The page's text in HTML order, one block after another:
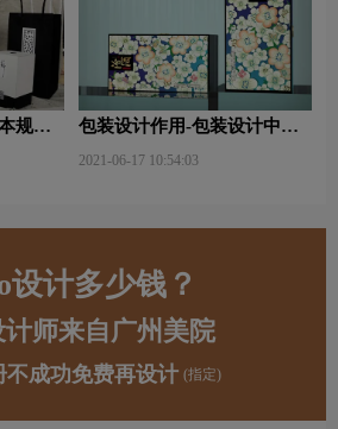
规律
包装设计作用-包装设计中文
2021-06-17 10:54:03
设计多少钱？
师来自广州美院
不成功免费再设计 (指定)